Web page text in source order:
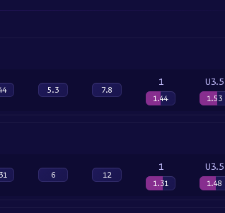
5.3 7.8
1
1.44
U3.5
1.53
6 12
1
1.31
U3.5
1.48